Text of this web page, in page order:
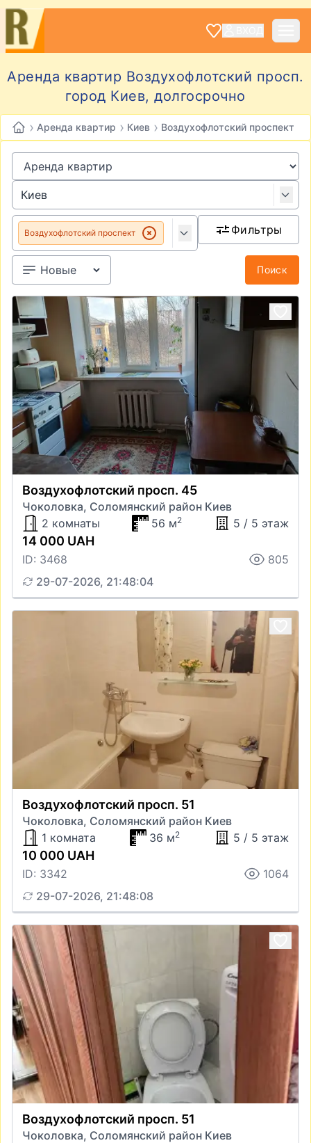
Аренда квартир Воздухофлотский просп.
город Киев, долгосрочно
› Аренда квартир › Киев › Воздухофлотский проспект
Воздухофлотский проспект Фильтры
Поиск
Воздухофлотский просп. 45
Чоколовка, Соломянский район Киев
2 комнаты
56 м2 5 / 5 этаж
14 000 UAH
ID: 3468
805
29-07-2026, 21:48:04
Воздухофлотский просп. 51
Чоколовка, Соломянский район Киев
1 комната
36 м2 5 / 5 этаж
10 000 UAH
ID: 3342
1064
29-07-2026, 21:48:08
Воздухофлотский просп. 51
Чоколовка, Соломянский район Киев